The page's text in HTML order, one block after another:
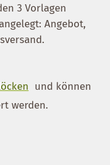
3 Vorlagen
Angebot,
und können
werden.